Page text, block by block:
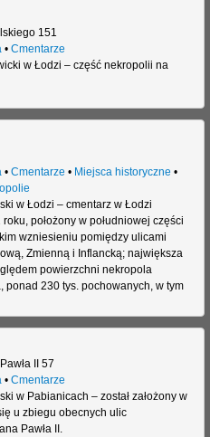
151
• Cmentarze
w Łodzi – część nekropolii na
• Cmentarze • Miejsca historyczne •
w Łodzi – cmentarz w Łodzi
położony w południowej części
wzniesieniu pomiędzy ulicami
Zmienną i Inflancką; największa
powierzchni nekropola
ponad 230 tys. pochowanych, w tym
II 57
• Cmentarze
w Pabianicach – został założony w
u zbiegu obecnych ulic
Pawła II.